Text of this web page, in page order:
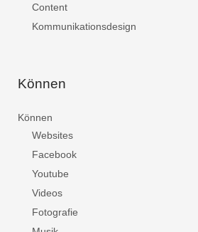
Content
Kommunikationsdesign
Können
Können
Websites
Facebook
Youtube
Videos
Fotografie